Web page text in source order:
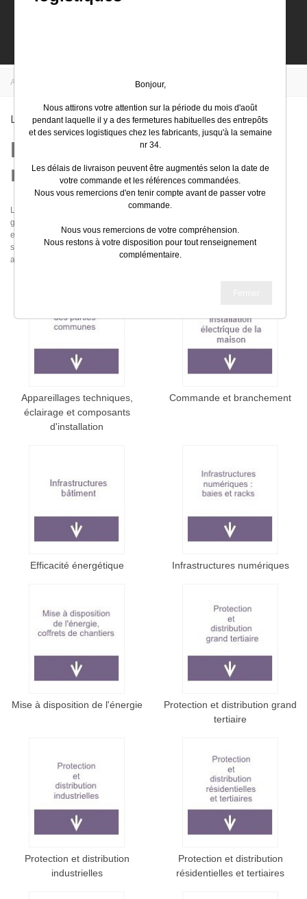
Accueil
Legrand
Installer du matériel de
marque Legrand
Les appareillages de chantier Legrand sont appréciés (coffret de chantier,
gamme plexo, gamme Céliane, Mosaic). Legrand a su définir tout un
ensemble de produits répondant aux besoins du tertiaire (éclairage de
secours, alarme, domotique) et aux besoins des utilisateurs et des
architectes (design des appareillage de commande très variés).
Appareillages techniques,
éclairage et composants
d'installation
Commande et branchement
Efficacité énergétique Infrastructures numériques
Mise à disposition de l'énergie
Protection et distribution grand
tertiaire
Protection et distribution
industrielles
Protection et distribution
résidentielles et tertiaires
Bonjour,
Nous attirons votre attention sur la période du mois d'août
pendant laquelle il y a des fermetures habituelles des entrepôts
et des services logistiques chez les fabricants, jusqu'à la semaine
nr 34.
Les délais de livraison peuvent être augmentés selon la date de
votre commande et les références commandées.
Nous vous remercions d'en tenir compte avant de passer votre
commande.
Nous vous remercions de votre compréhension.
Nous restons à votre disposition pour tout renseignement
complémentaire.